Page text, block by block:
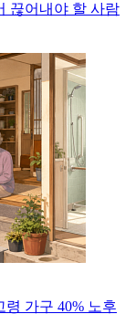
끊어내야 할 사람
가구 40% 노후